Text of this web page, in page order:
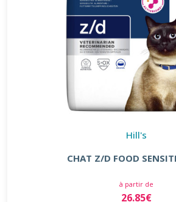
Hill's
CHAT Z/D FOOD
à partir de
26.85€